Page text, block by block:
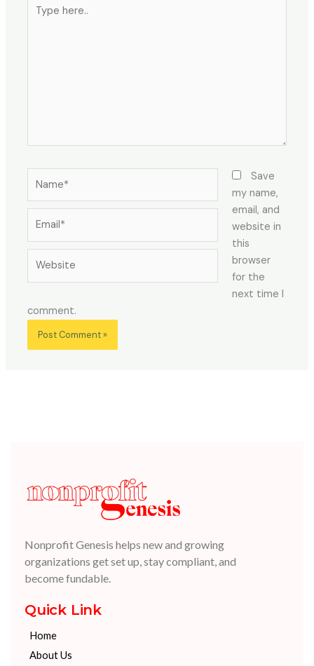
here..
Save
my name,
email, and
website in
this
browser
for the
next time I
comment.
Nonprofit Genesis helps new and growing
organizations get set up, stay compliant, and
become fundable.
Quick Link
Home
About Us